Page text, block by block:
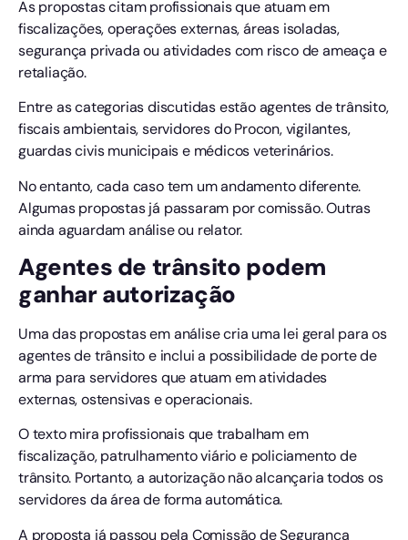
As propostas citam profissionais que atuam em
fiscalizações, operações externas, áreas isoladas,
segurança privada ou atividades com risco de ameaça e
retaliação.
Entre as categorias discutidas estão agentes de trânsito,
fiscais ambientais, servidores do Procon, vigilantes,
guardas civis municipais e médicos veterinários.
No entanto, cada caso tem um andamento diferente.
Algumas propostas já passaram por comissão. Outras
ainda aguardam análise ou relator.
Agentes de trânsito podem
ganhar autorização
Uma das propostas em análise cria uma lei geral para os
agentes de trânsito e inclui a possibilidade de porte de
arma para servidores que atuam em atividades
externas, ostensivas e operacionais.
O texto mira profissionais que trabalham em
fiscalização, patrulhamento viário e policiamento de
trânsito. Portanto, a autorização não alcançaria todos os
servidores da área de forma automática.
A proposta já passou pela Comissão de Segurança